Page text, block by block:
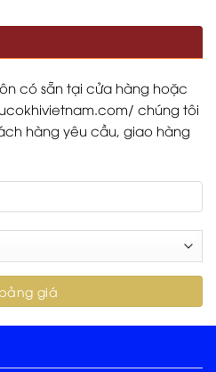
có sẵn tại cửa hàng hoặc
chúng tôi
hàng yêu cầu, giao hàng